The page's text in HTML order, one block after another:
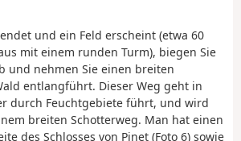
und ein Feld erscheint (etwa 60
mit einem runden Turm), biegen Sie
und nehmen Sie einen breiten
entlangführt. Dieser Weg geht in
durch Feuchtgebiete führt, und wird
breiten Schotterweg. Man hat einen
des Schlosses von Pinet (Foto 6) sowie